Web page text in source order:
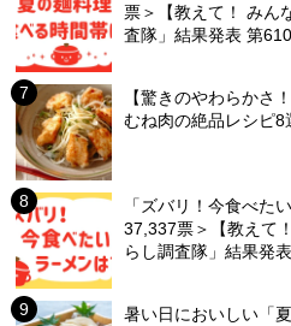
票＞【教えて！ みん
査隊」結果発表 第610
【驚きのやわらかさ
むね肉の絶品レシピ8
「ズバリ！今食べた
37,337票＞【教えて
らし調査隊」結果発
暑い日においしい「